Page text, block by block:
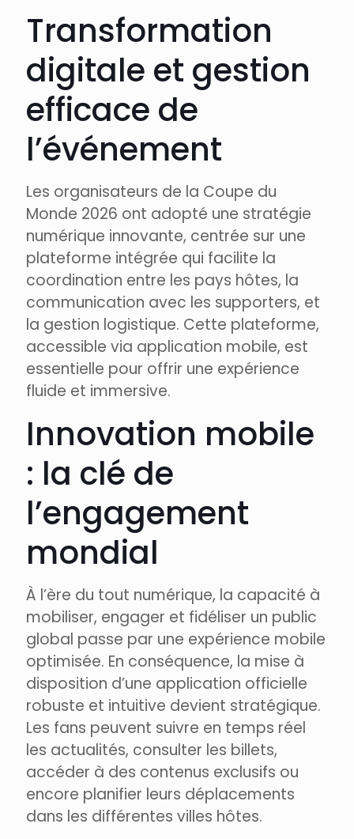
Transformation
digitale et gestion
efficace de
l’événement
Les organisateurs de la Coupe du
Monde 2026 ont adopté une stratégie
numérique innovante, centrée sur une
plateforme intégrée qui facilite la
coordination entre les pays hôtes, la
communication avec les supporters, et
la gestion logistique. Cette plateforme,
accessible via application mobile, est
essentielle pour offrir une expérience
fluide et immersive.
Innovation mobile
: la clé de
l’engagement
mondial
À l’ère du tout numérique, la capacité à
mobiliser, engager et fidéliser un public
global passe par une expérience mobile
optimisée. En conséquence, la mise à
disposition d’une application officielle
robuste et intuitive devient stratégique.
Les fans peuvent suivre en temps réel
les actualités, consulter les billets,
accéder à des contenus exclusifs ou
encore planifier leurs déplacements
dans les différentes villes hôtes.